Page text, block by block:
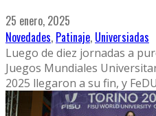
25 enero, 2025
Novedades, Patinaje, Universiadas
Luego de diez jornadas a
Juegos Mundiales
2025 llegaron a su fin, y